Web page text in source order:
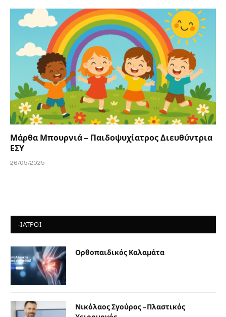
Μάρθα Μπουρνιά – Παιδοψυχίατρος Διευθύντρια
ΕΣΥ
26/05/2025
-ΙΑΤΡΟΙ
Ορθοπαιδικός Καλαμάτα
Νικόλαος Σγούρος – Πλαστικός